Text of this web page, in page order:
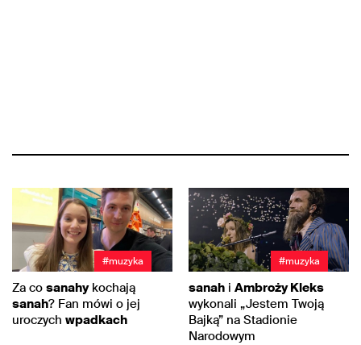
#muzyka
Za co sanahykochają
sanah? Fan mówi o jej
uroczych wpadkach
#muzyka
sanah i Ambroży Kleks
wykonali „Jestem Twoją
Bajką” na Stadionie
Narodowym